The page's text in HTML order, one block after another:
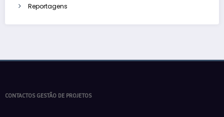
Reportagens
CONTACTOS GESTÃO DE PROJETOS